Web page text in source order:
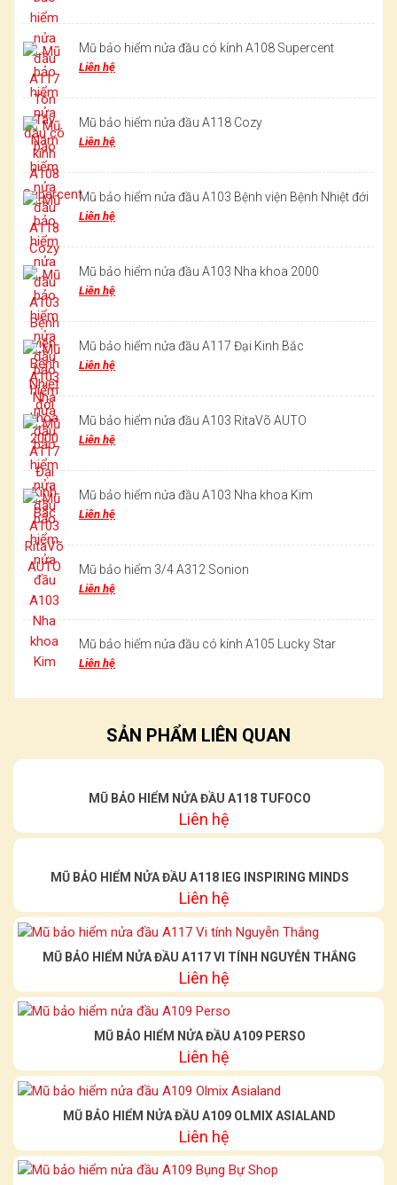
Mũ bảo hiểm nửa đầu có kính A108 Supercent
Liên hệ
Mũ bảo hiểm nửa đầu A118 Cozy
Liên hệ
Mũ bảo hiểm nửa đầu A103 Bệnh viện Bệnh Nhiệt đới
Liên hệ
Mũ bảo hiểm nửa đầu A103 Nha khoa 2000
Liên hệ
Mũ bảo hiểm nửa đầu A117 Đại Kinh Bắc
Liên hệ
Mũ bảo hiểm nửa đầu A103 RitaVõ AUTO
Liên hệ
Mũ bảo hiểm nửa đầu A103 Nha khoa Kim
Liên hệ
Mũ bảo hiểm 3/4 A312 Sonion
Liên hệ
Mũ bảo hiểm nửa đầu có kính A105 Lucky Star
Liên hệ
SẢN PHẨM LIÊN QUAN
MŨ BẢO HIỂM NỬA ĐẦU A118 TUFOCO
Liên hệ
MŨ BẢO HIỂM NỬA ĐẦU A118 IEG INSPIRING MINDS
Liên hệ
MŨ BẢO HIỂM NỬA ĐẦU A117 VI TÍNH NGUYỄN THẮNG
Liên hệ
MŨ BẢO HIỂM NỬA ĐẦU A109 PERSO
Liên hệ
MŨ BẢO HIỂM NỬA ĐẦU A109 OLMIX ASIALAND
Liên hệ